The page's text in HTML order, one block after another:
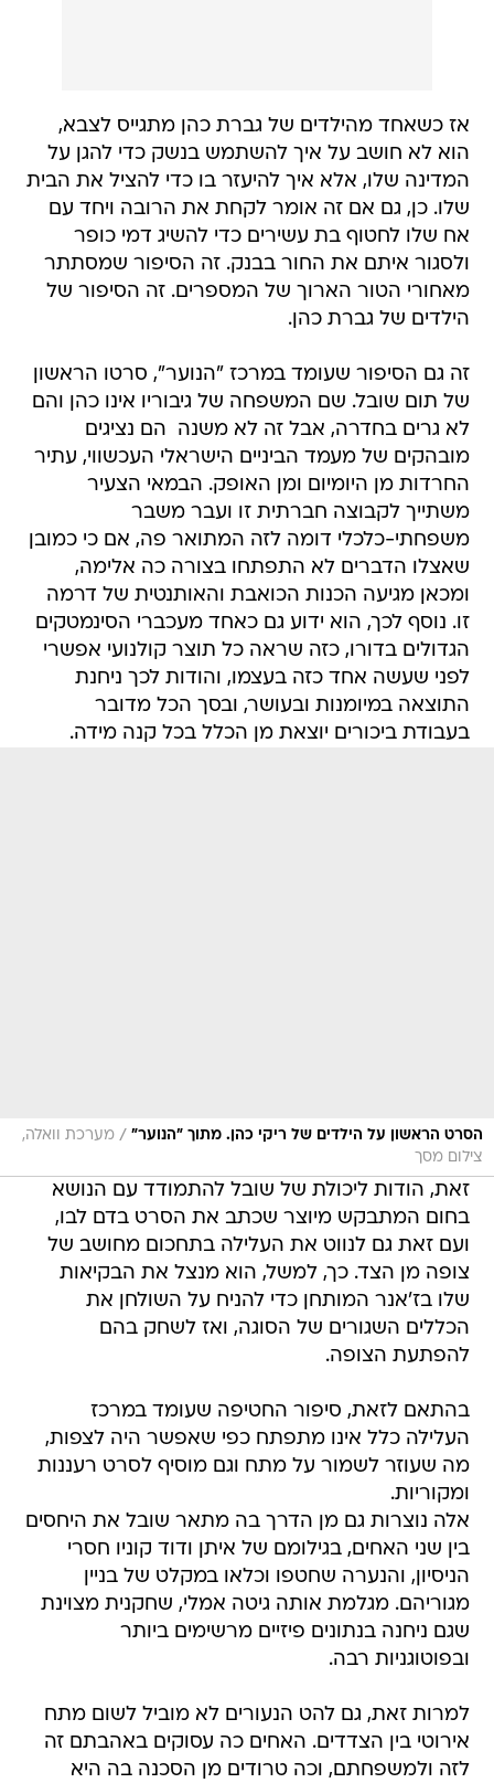
אז כשאחד מהילדים של גברת כהן מתגייס לצבא,
הוא לא חושב על איך להשתמש בנשק כדי להגן על
המדינה שלו, אלא איך להיעזר בו כדי להציל את הבית
שלו. כן, גם אם זה אומר לקחת את הרובה ויחד עם
אח שלו לחטוף בת עשירים כדי להשיג דמי כופר
ולסגור איתם את החור בבנק. זה הסיפור שמסתתר
מאחורי הטור הארוך של המספרים. זה הסיפור של
הילדים של גברת כהן.
זה גם הסיפור שעומד במרכז "הנוער", סרטו הראשון
של תום שובל. שם המשפחה של גיבוריו אינו כהן והם
לא גרים בחדרה, אבל זה לא משנה  הם נציגים
מובהקים של מעמד הביניים הישראלי העכשווי, עתיר
החרדות מן היומיום ומן האופק. הבמאי הצעיר
משתייך לקבוצה חברתית זו ועבר משבר
משפחתי-כלכלי דומה לזה המתואר פה, אם כי כמובן
שאצלו הדברים לא התפתחו בצורה כה אלימה,
ומכאן מגיעה הכנות הכואבת והאותנטית של דרמה
זו. נוסף לכך, הוא ידוע גם כאחד מעכברי הסינמטקים
הגדולים בדורו, כזה שראה כל תוצר קולנועי אפשרי
לפני שעשה אחד כזה בעצמו, והודות לכך ניחנת
התוצאה במיומנות ובעושר, ובסך הכל מדובר
בעבודת ביכורים יוצאת מן הכלל בכל קנה מידה.
הסרט הראשון על הילדים של ריקי כהן. מתוך "הנוער" / מערכת וואלה,
צילום מסך
זאת, הודות ליכולת של שובל להתמודד עם הנושא
בחום המתבקש מיוצר שכתב את הסרט בדם לבו,
ועם זאת גם לנווט את העלילה בתחכום מחושב של
צופה מן הצד. כך, למשל, הוא מנצל את הבקיאות
שלו בז'אנר המותחן כדי להניח על השולחן את
הכללים השגורים של הסוגה, ואז לשחק בהם
להפתעת הצופה.
בהתאם לזאת, סיפור החטיפה שעומד במרכז
העלילה כלל אינו מתפתח כפי שאפשר היה לצפות,
מה שעוזר לשמור על מתח וגם מוסיף לסרט רעננות
ומקוריות.
אלה נוצרות גם מן הדרך בה מתאר שובל את היחסים
בין שני האחים, בגילומם של איתן ודוד קוניו חסרי
הניסיון, והנערה שחטפו וכלאו במקלט של בניין
מגוריהם. מגלמת אותה גיטה אמלי, שחקנית מצוינת
שגם ניחנה בנתונים פיזיים מרשימים ביותר
ובפוטוגניות רבה.
למרות זאת, גם להט הנעורים לא מוביל לשום מתח
אירוטי בין הצדדים. האחים כה עסוקים באהבתם זה
לזה ולמשפחתם, וכה טרודים מן הסכנה בה היא